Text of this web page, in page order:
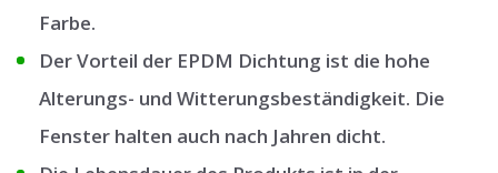
Farbe.
Der Vorteil der EPDM Dichtung ist die hohe
Alterungs- und Witterungsbeständigkeit. Die
Fenster halten auch nach Jahren dicht.